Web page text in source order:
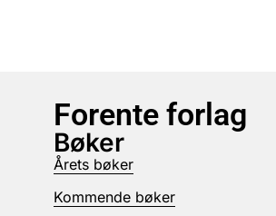
Forente forlag
Bøker
Årets bøker
Kommende bøker